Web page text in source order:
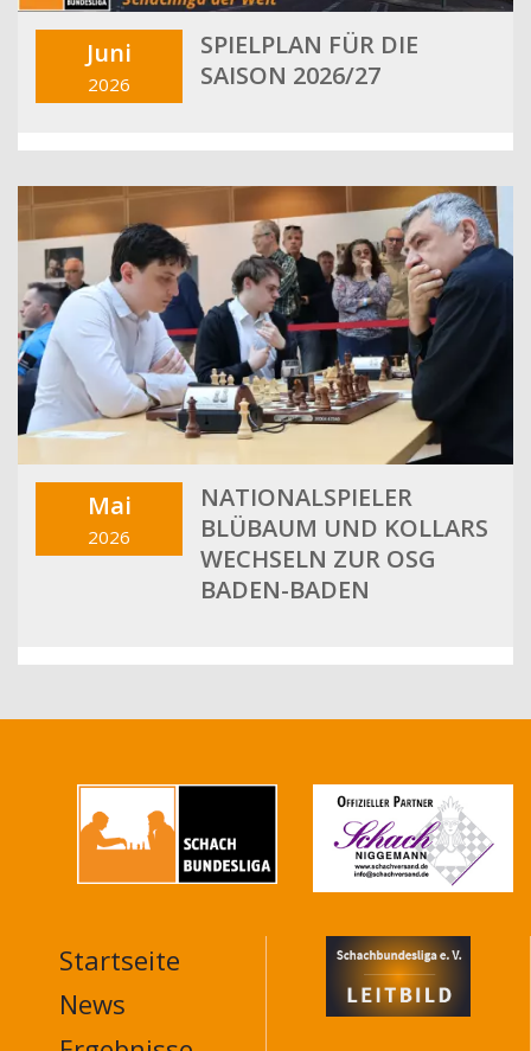
Juni
2026
SPIELPLAN FÜR DIE
SAISON 2026/27
Mai
2026
NATIONALSPIELER
BLÜBAUM UND KOLLARS
WECHSELN ZUR OSG
BADEN-BADEN
MAIN
NAVIGATION
FOOTER
Startseite
News